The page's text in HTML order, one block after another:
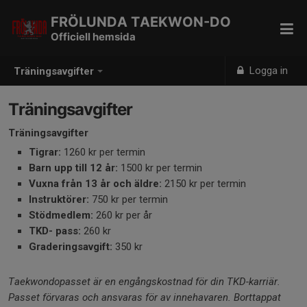
Träningsavgifter Logga in
FRÖLUNDA TAEKWON-DO
Officiell hemsida
Träningsavgifter
Träningsavgifter
Tigrar: 1260 kr per termin
Barn upp till 12 år: 1500 kr per termin
Vuxna från 13 år och äldre: 2150 kr per termin
Instruktörer: 750 kr per termin
Stödmedlem: 260 kr per år
TKD- pass: 260 kr
Graderingsavgift: 350 kr
Taekwondopasset är en engångskostnad för din TKD-karriär.
Passet förvaras och ansvaras för av innehavaren. Borttappat